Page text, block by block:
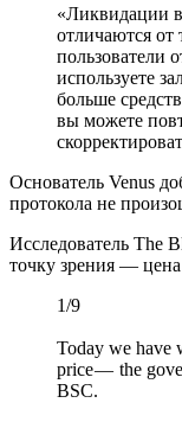
«Ликвидации
отличаются от
пользователи
используете
больше
вы можете
Основатель Venus
протокола не
Исследователь The
точку зрения —
1/9
Today we have
price — the
BSC.